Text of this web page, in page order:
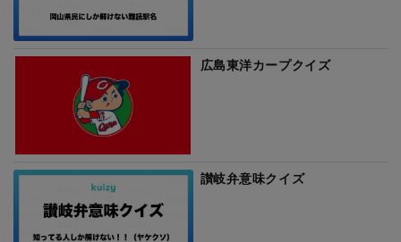
広島東洋カープクイズ
讃岐弁意味クイズ